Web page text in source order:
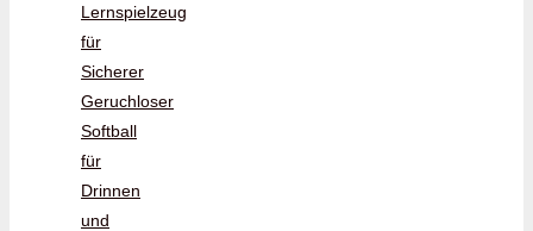
Lernspielzeug
für
Sicherer
Geruchloser
Softball
für
Drinnen
und